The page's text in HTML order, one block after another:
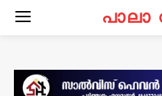
പാലാ